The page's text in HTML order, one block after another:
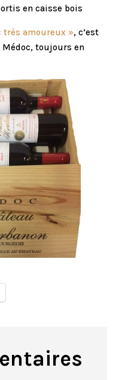
en caisse bois
très amoureux », c’est
toujours en